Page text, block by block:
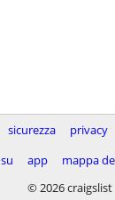
sicurezza privacy
su
app
mappa
© 2026 craigslist